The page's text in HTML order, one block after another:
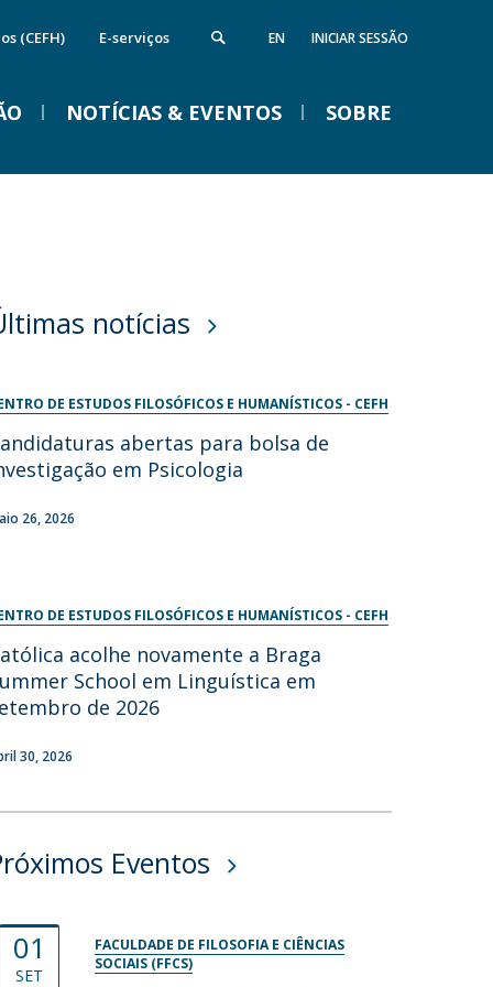
EN INICIAR SESSÃO
(CEFH) E-serviços
NOTÍCIAS & EVENTOS
Linguística 2026
Ter, 01 Set 2026 - 09:00
SOBRE
notícias
DE ESTUDOS FILOSÓFICOS E HUMANÍSTICOS - CEFH
abertas para bolsa de
em Psicologia
26, 2026
DE ESTUDOS FILOSÓFICOS E HUMANÍSTICOS - CEFH
acolhe novamente a Braga
School em Linguística em
de 2026
30, 2026
Eventos
01
SET
FACULDADE DE FILOSOFIA E CIÊNCIAS
SOCIAIS (FFCS)